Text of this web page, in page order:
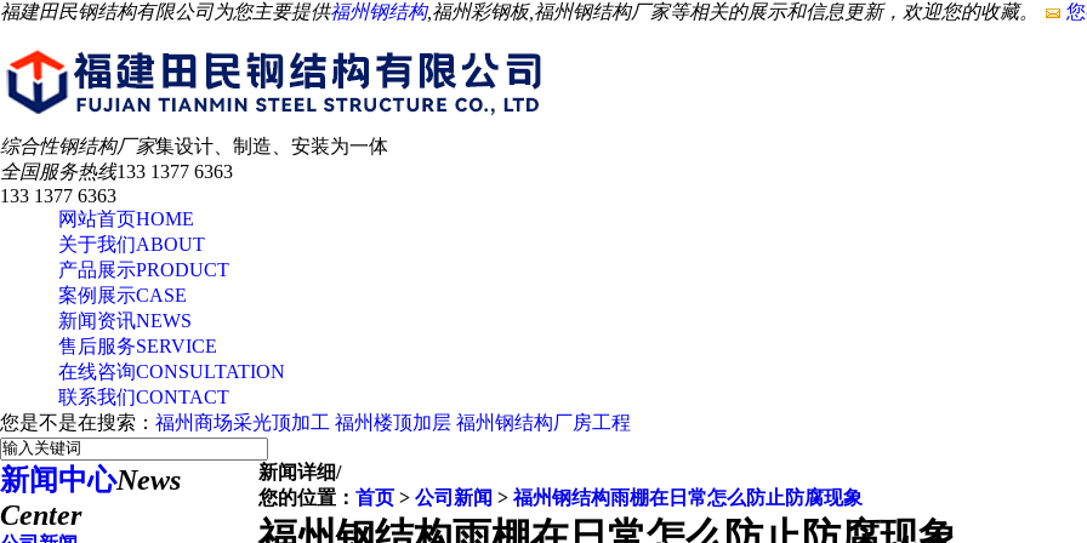
福建田民钢结构有限公司为您主要提供福州钢结构,福州彩钢板,福州钢结构厂家等相关的展示和信息更新，欢迎您的收藏。
综合性钢结构厂家集设计、制造、安装为一体
全国服务热线133 1377 6363
133 1377 6363
网站首页HOME
关于我们ABOUT
产品展示PRODUCT
案例展示CASE
新闻资讯NEWS
售后服务SERVICE
在线咨询CONSULTATION
联系我们CONTACT
您是不是在搜索： 福州商场采光顶加工 福州楼顶加层 福州钢结构厂房工程
新闻中心News
Center
新闻详细/
您的位置： 首页 > 公司新闻 >福州钢结构雨棚在日常怎么防止防腐现象